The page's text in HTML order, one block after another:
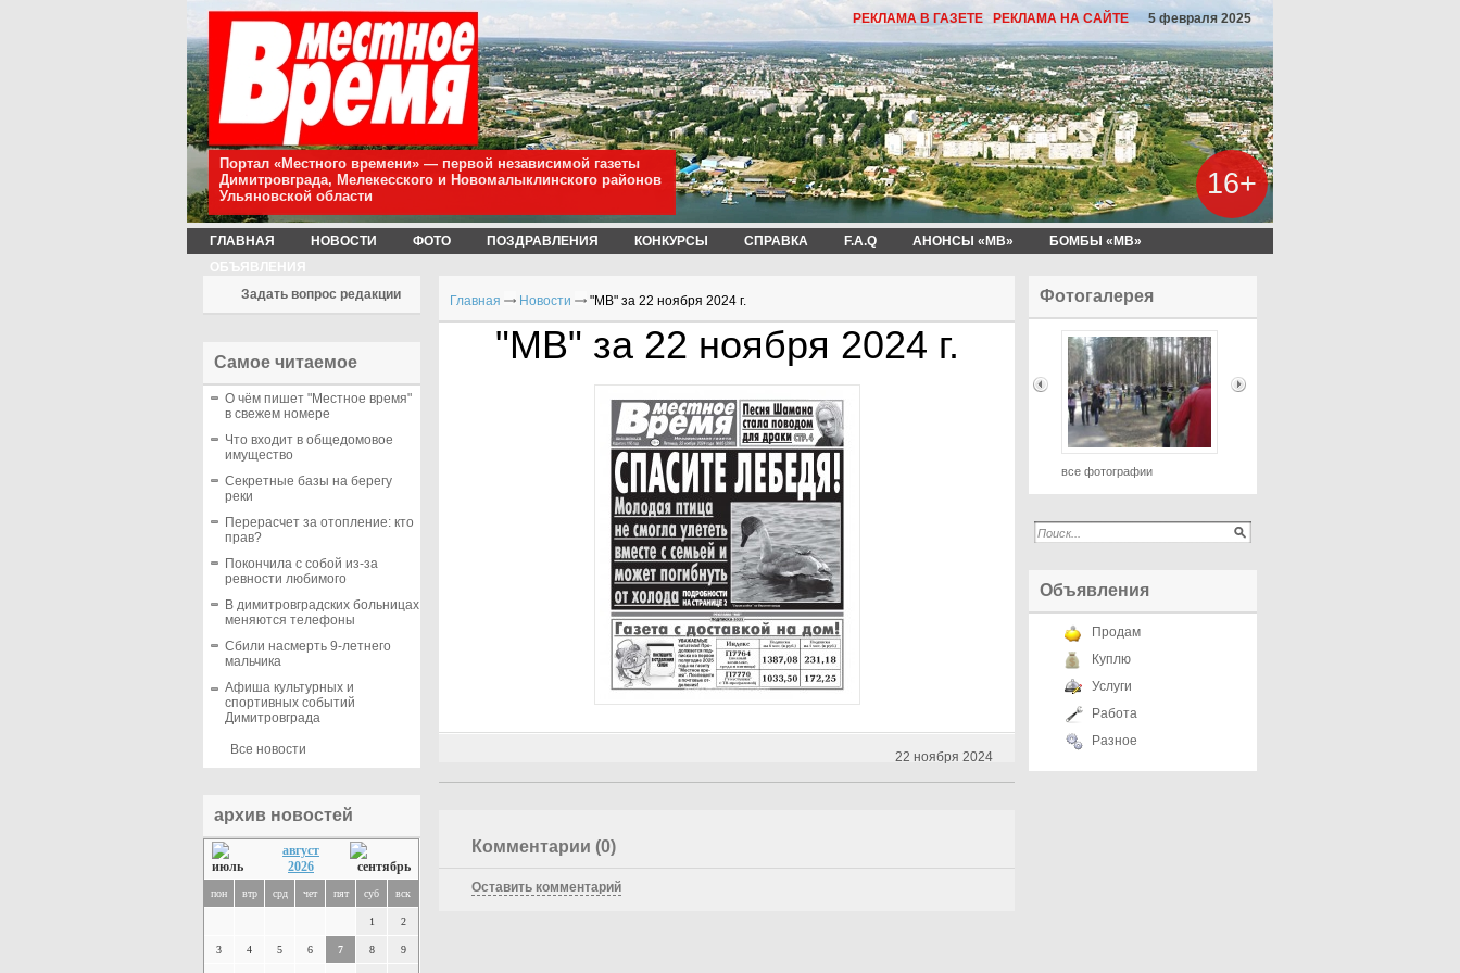
РЕКЛАМА В ГАЗЕТЕ РЕКЛАМА НА САЙТЕ 5 февраля 2025
Портал «Местного времени» — первой независимой газеты
Димитровграда, Мелекесского и Новомалыклинского районов
Ульяновской области
16+
ГЛАВНАЯ НОВОСТИ ФОТО ПОЗДРАВЛЕНИЯ КОНКУРСЫ СПРАВКА F.A.Q АНОНСЫ «МВ»
БОМБЫ «МВ»
ОБЪЯВЛЕНИЯ
Задать вопрос редакции
Самое читаемое
О чём пишет "Местное время"
в свежем номере
Что входит в общедомовое
имущество
Секретные базы на берегу
реки
Перерасчет за отопление: кто
прав?
Покончила с собой из-за
ревности любимого
В димитровградских больницах
меняются телефоны
Сбили насмерть 9-летнего
мальчика
Афиша культурных и
спортивных событий
Димитровграда
Все новости
архив новостей
август
2026
пон втр срд чет пят суб вск
1 2
3 4 5 6 7 8 9
Главная Новости "МВ" за 22 ноября 2024 г.
"МВ" за 22 ноября 2024 г.
22 ноября 2024
Комментарии (0)
Оставить комментарий
Фотогалерея
все фотографии
Объявления
Продам
Куплю
Услуги
Работа
Разное